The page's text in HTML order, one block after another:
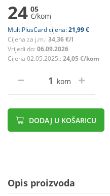
24 05
€/kom
MultiPlusCard cijena:21,99 €
Cijena za j.m.: 34,36 €/l
Vrijedi do: 06.09.2026
Cijena 02.05.2025.: 24,05 €/kom
kom
DODAJ U KOŠARICU
Opis proizvoda